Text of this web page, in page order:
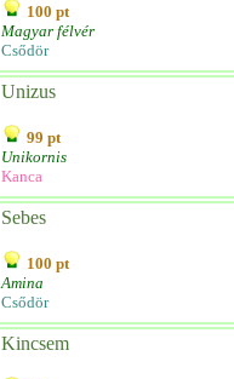
100 pt
Magyar félvér
Csődör
Unizus
99 pt
Unikornis
Kanca
Sebes
100 pt
Amina
Csődör
Kincsem